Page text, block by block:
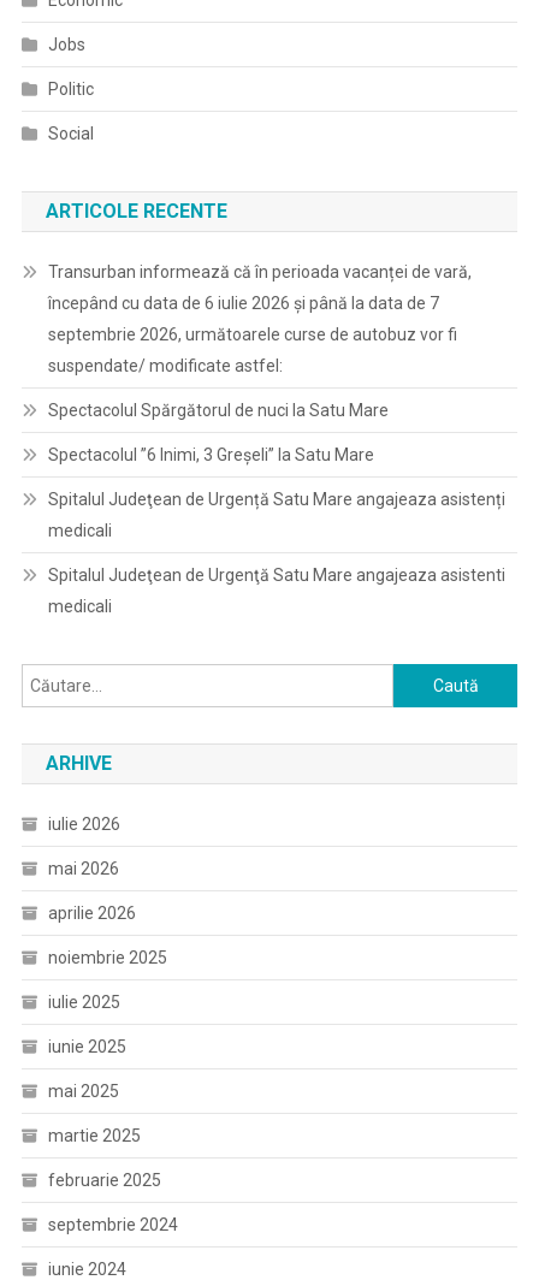
Jobs
Politic
Social
ARTICOLE RECENTE
Transurban informează că în perioada vacanței de vară,
începând cu data de 6 iulie 2026 și până la data de 7
septembrie 2026, următoarele curse de autobuz vor fi
suspendate/ modificate astfel:
Spectacolul Spărgătorul de nuci la Satu Mare
Spectacolul ”6 Inimi, 3 Greșeli” la Satu Mare
Spitalul Judeţean de Urgență Satu Mare angajeaza asistenți
medicali
Spitalul Judeţean de Urgenţă Satu Mare angajeaza asistenti
medicali
Caută
după:
ARHIVE
iulie 2026
mai 2026
aprilie 2026
noiembrie 2025
iulie 2025
iunie 2025
mai 2025
martie 2025
februarie 2025
septembrie 2024
iunie 2024